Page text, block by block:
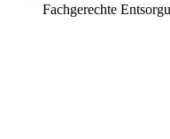
Fachgerechte